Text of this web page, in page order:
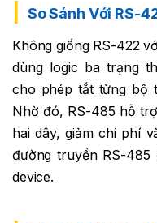
So Sánh Với RS-
Không giống RS-422
dùng logic ba trạng
cho phép tắt từng bộ
Nhờ đó, RS-485 hỗ
hai dây, giảm chi phí
đường truyền RS-485
device.